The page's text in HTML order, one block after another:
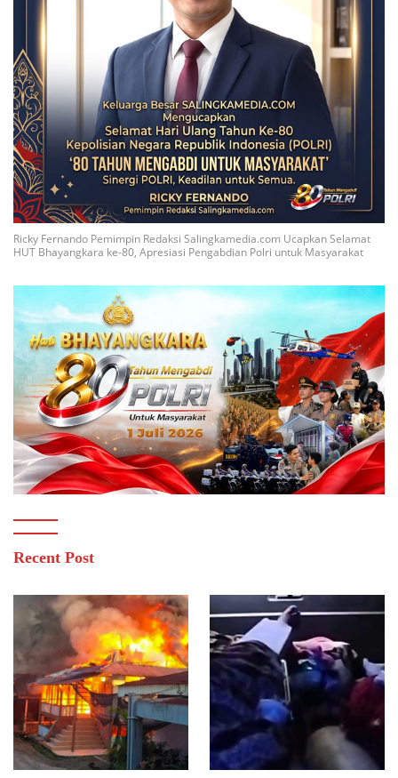
Ricky Fernando Pemimpin Redaksi Salingkamedia.com Ucapkan Selamat
HUT Bhayangkara ke-80, Apresiasi Pengabdian Polri untuk Masyarakat
Recent Post